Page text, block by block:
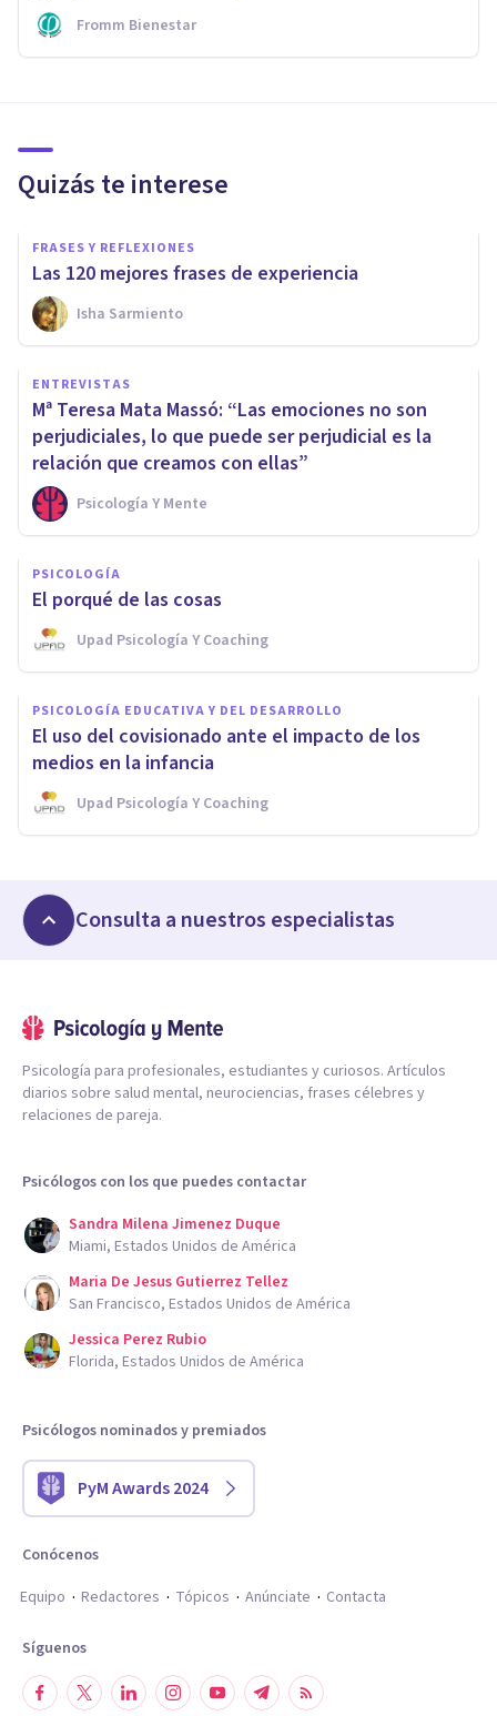
Fromm Bienestar
Quizás te interese
FRASES Y REFLEXIONES
Las 120 mejores frases de experiencia
Isha Sarmiento
ENTREVISTAS
Mª Teresa Mata Massó: “Las emociones no son
perjudiciales, lo que puede ser perjudicial es la
relación que creamos con ellas”
Psicología Y Mente
PSICOLOGÍA
El porqué de las cosas
Upad Psicología Y Coaching
PSICOLOGÍA EDUCATIVA Y DEL DESARROLLO
El uso del covisionado ante el impacto de los
medios en la infancia
Upad Psicología Y Coaching
Consulta a nuestros especialistas
Psicología para profesionales, estudiantes y curiosos. Artículos
diarios sobre salud mental, neurociencias, frases célebres y
relaciones de pareja.
Psicólogos con los que puedes contactar
Sandra Milena Jimenez Duque
Miami, Estados Unidos de América
Maria De Jesus Gutierrez Tellez
San Francisco, Estados Unidos de América
Jessica Perez Rubio
Florida, Estados Unidos de América
Psicólogos nominados y premiados
PyM Awards 2024
Conócenos
Equipo
Redactores Tópicos Anúnciate Contacta
Síguenos